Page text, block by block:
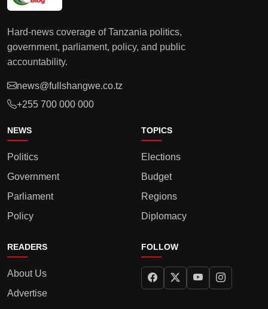
Hard-news coverage of Tanzania politics,
government, parliament, policy, and public
accountability.
news@fullshangwe.co.tz
+255 700 000 000
NEWS
Politics
Government
Parliament
Policy
TOPICS
Elections
Budget
Regions
Diplomacy
READERS
About Us
Advertise
FOLLOW